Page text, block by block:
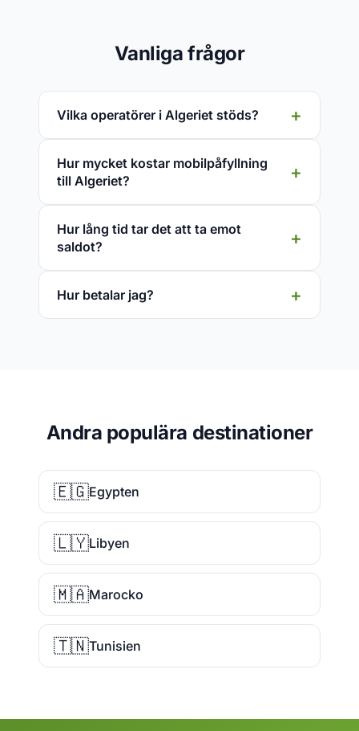
Vanliga frågor
Vilka operatörer i Algeriet stöds?
Hur mycket kostar mobilpåfyllning
till Algeriet?
Hur lång tid tar det att ta emot
saldot?
Hur betalar jag?
Andra populära destinationer
🇪🇬Egypten
🇱🇾Libyen
🇲🇦Marocko
🇹🇳Tunisien